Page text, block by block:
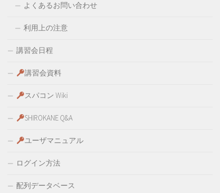
よくあるお問い合わせ
利用上の注意
講習会日程
講習会資料
スパコン Wiki
SHIROKANE Q&A
ユーザマニュアル
ログイン方法
配列データベース